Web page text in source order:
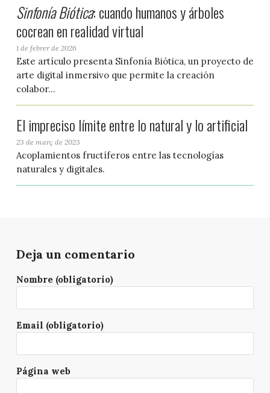
Sinfonía Biótica: cuando humanos y árboles
cocrean en realidad virtual
1 de febrer de 2026
Este artículo presenta Sinfonía Biótica, un proyecto de
arte digital inmersivo que permite la creación
colabor...
El impreciso límite entre lo natural y lo artificial
23 de març de 2023
Acoplamientos fructíferos entre las tecnologías
naturales y digitales.
Deja un comentario
Nombre (obligatorio)
Email (obligatorio)
Página web